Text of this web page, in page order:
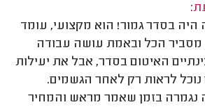
היה בסדר גמור! הוא מקצועי, עומד
מסביר הכל ובאמת עושה עבודה
האיטום בסדר, אבל את יעילות
נוכל לראות רק לאחר הגשמים.
נגמרה בזמן שאמר מראש והמחיר